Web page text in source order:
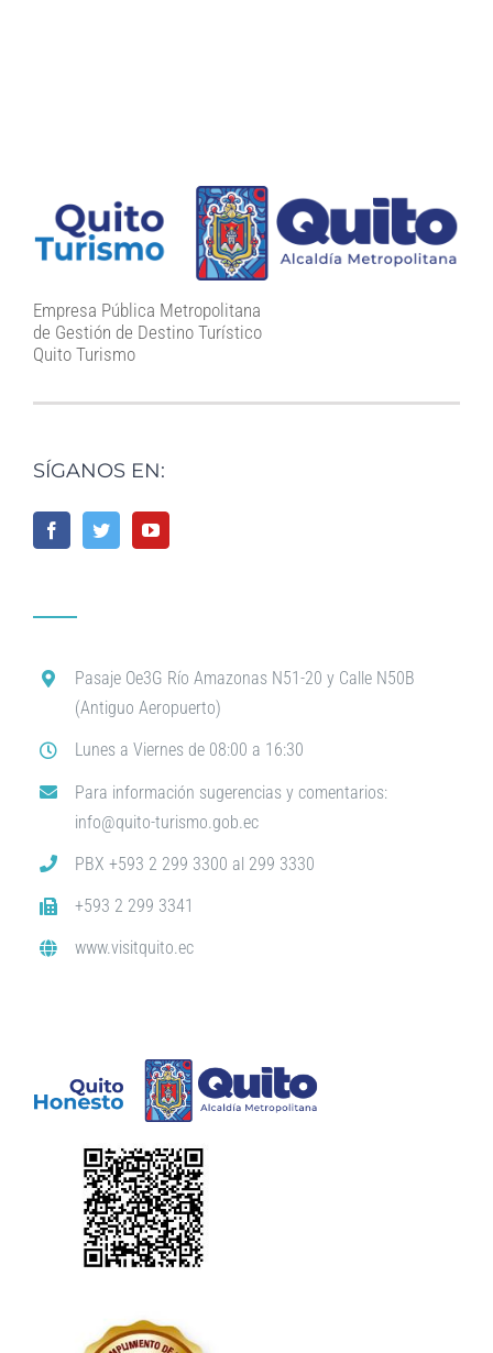
Empresa Pública Metropolitana
de Gestión de Destino Turístico
Quito Turismo
SÍGANOS EN:
Pasaje Oe3G Río Amazonas N51-20 y Calle N50B
(Antiguo Aeropuerto)
Lunes a Viernes de 08:00 a 16:30
Para información sugerencias y comentarios:
info@quito-turismo.gob.ec
PBX +593 2 299 3300 al 299 3330
+593 2 299 3341
www.visitquito.ec